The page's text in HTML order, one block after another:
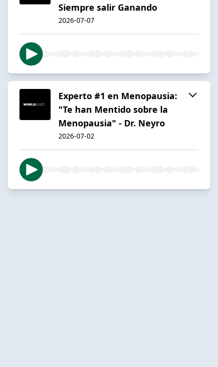
Siempre salir Ganando
2026-07-07
Experto #1 en Menopausia:
"Te han Mentido sobre la
Menopausia" - Dr. Neyro
2026-07-02